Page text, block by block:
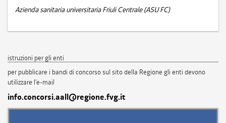
Azienda sanitaria universitaria Friuli Centrale (ASU FC)
istruzioni per gli enti
per pubblicare i bandi di concorso sul sito della Regione gli enti devono
utilizzare l'e-mail
info.concorsi.aall@regione.fvg.it